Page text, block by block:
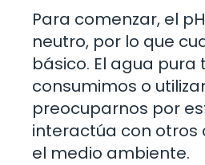
Para comenzar, el
neutro, por lo que
básico. El agua
consumimos o
preocuparnos por
interactúa con otros
el medio ambiente.